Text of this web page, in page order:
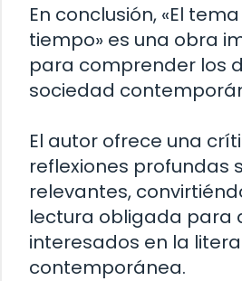
En conclusión, «El
tiempo» es una obra
para comprender los
sociedad
El autor ofrece una
reflexiones profundas
relevantes,
lectura obligada para
interesados en la
contemporánea.